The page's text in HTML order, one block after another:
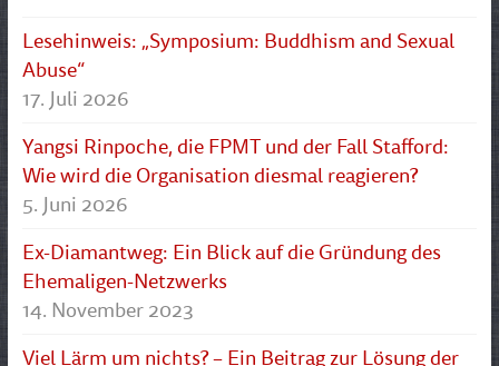
Lesehinweis: „Symposium: Buddhism and Sexual
Abuse“
17. Juli 2026
Yangsi Rinpoche, die FPMT und der Fall Stafford:
Wie wird die Organisation diesmal reagieren?
5. Juni 2026
Ex-Diamantweg: Ein Blick auf die Gründung des
Ehemaligen-Netzwerks
14. November 2023
Viel Lärm um nichts? – Ein Beitrag zur Lösung der